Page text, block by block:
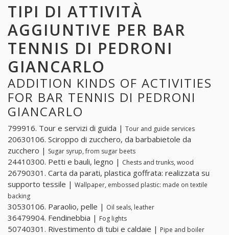
TIPI DI ATTIVITÀ
AGGIUNTIVE PER BAR
TENNIS DI PEDRONI
GIANCARLO
ADDITION KINDS OF ACTIVITIES
FOR BAR TENNIS DI PEDRONI
GIANCARLO
799916. Tour e servizi di guida | Tour and guide services
20630106. Sciroppo di zucchero, da barbabietole da
zucchero | Sugar syrup, from sugar beets
24410300. Petti e bauli, legno | Chests and trunks, wood
26790301. Carta da parati, plastica goffrata: realizzata su
supporto tessile | Wallpaper, embossed plastic: made on textile
backing
30530106. Paraolio, pelle | Oil seals, leather
36479904. Fendinebbia | Fog lights
50740301. Rivestimento di tubi e caldaie | Pipe and boiler